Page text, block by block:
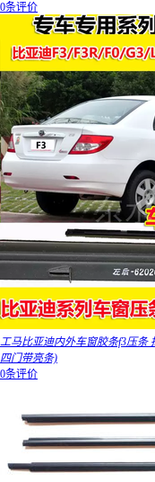
0条评价
工马比亚迪内外车窗胶条f3压条
四门带亮条)
0条评价